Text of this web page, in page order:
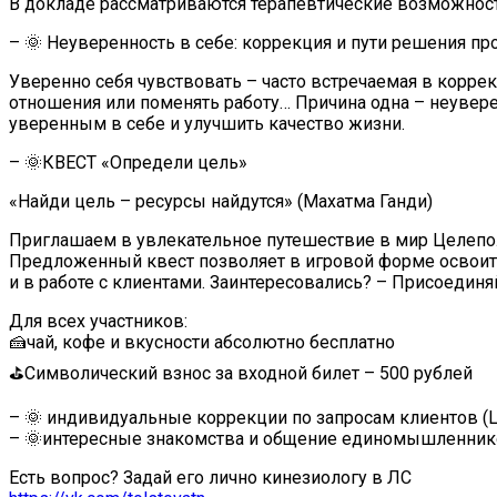
– 🌞 Неуверенность в себе: коррекция и пути решения
Уверенно себя чувствовать – часто встречаемая в
отношения или поменять работу… Причина одна –
уверенным в себе и улучшить качество жизни.
– 🌞КВЕСТ «Определи цель»
«Найди цель – ресурсы найдутся» (Махатма Ганди)
Приглашаем в увлекательное путешествие в мир
Предложенный квест позволяет в игровой форме
и в работе с клиентами. Заинтересовались? –
Для всех участников:
🍰чай, кофе и вкусности абсолютно бесплатно
⛳Символический взнос за входной билет – 500 рублей
– 🌞 индивидуальные коррекции по запросам клиентов
– 🌞интересные знакомства и общение
Есть вопрос? Задай его лично кинезиологу в ЛС